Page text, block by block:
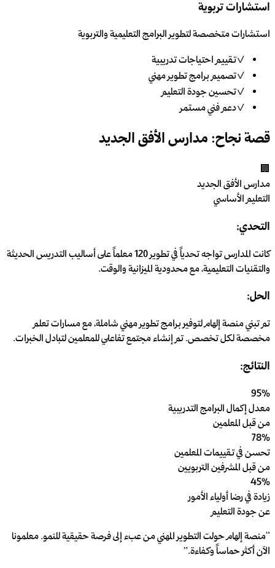
استشارات تربوية
استشارات متخصصة لتطوير البرامج التعليمية والتربوية
✓تقييم احتياجات تدريبية
✓تصميم برامج تطوير مهني
✓تحسين جودة التعليم
✓دعم فني مستمر
قصة نجاح: مدارس الأفق الجديد
🏢
مدارس الأفق الجديد
التعليم الأساسي
التحدي:
كانت المدارس تواجه تحدياً في تطوير 120 معلماً على أساليب التدريس الحديثة
والتقنيات التعليمية، مع محدودية الميزانية والوقت.
الحل:
تم تبني منصة إلهام لتوفير برامج تطوير مهني شاملة، مع مسارات تعلم
مخصصة لكل تخصص. تم إنشاء مجتمع تفاعلي للمعلمين لتبادل الخبرات.
النتائج:
95%
معدل إكمال البرامج التدريبية
من قبل المعلمين
78%
تحسن في تقييمات المعلمين
من قبل المشرفين التربويين
45%
زيادة في رضا أولياء الأمور
عن جودة التعليم
“منصة إلهام حولت التطوير المهني من عبء إلى فرصة حقيقية للنمو. معلمونا
الآن أكثر حماساً وكفاءة.”